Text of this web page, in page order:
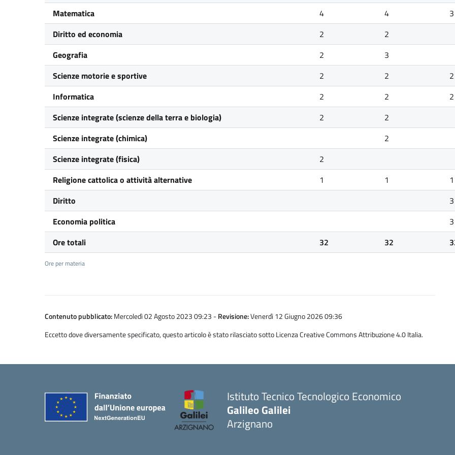
Ore per materia
Matematica
4 4 3
Diritto ed economia
2
2
Geografia
2
3
Scienze motorie e sportive
2 2 2
Informatica
2 2 2
Scienze integrate (scienze della terra e biologia)
2
2
Scienze integrate (chimica)
2
Scienze integrate (fisica)
2
Religione cattolica o attività alternative
1 1 1
Diritto
3
Economia politica
3
Ore totali
32 32
Contenuto pubblicato:Mercoledì 02 Agosto 2023 09:23 -Revisione:Venerdì 12 Giugno 2026 09:36
Eccetto dove diversamente specificato, questo articolo è stato rilasciato sotto Licenza Creative Commons Attribuzione 4.0 Italia.
Istituto Tecnico Tecnologico Economico
Galileo Galilei
Arzignano